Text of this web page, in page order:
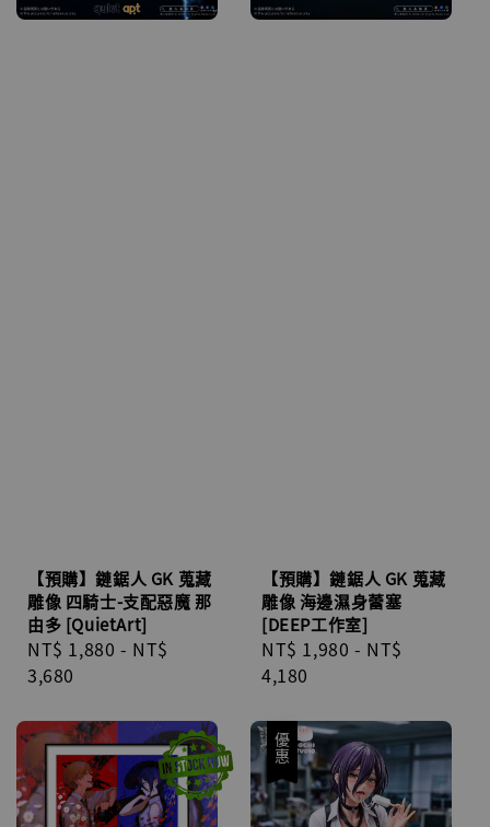
【預購】鏈鋸人 GK 蒐藏
雕像 四騎士-支配惡魔 那
由多 [QuietArt]
Regular
price
NT$ 1,880 - NT$
3,680
【預購】鏈鋸人 GK 蒐藏
雕像 海邊濕身蕾塞
[DEEP工作室]
Regular
price
NT$ 1,980 - NT$
4,180
優惠